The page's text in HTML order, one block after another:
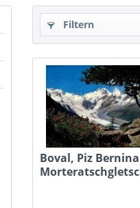
Filtern
Boval, Piz